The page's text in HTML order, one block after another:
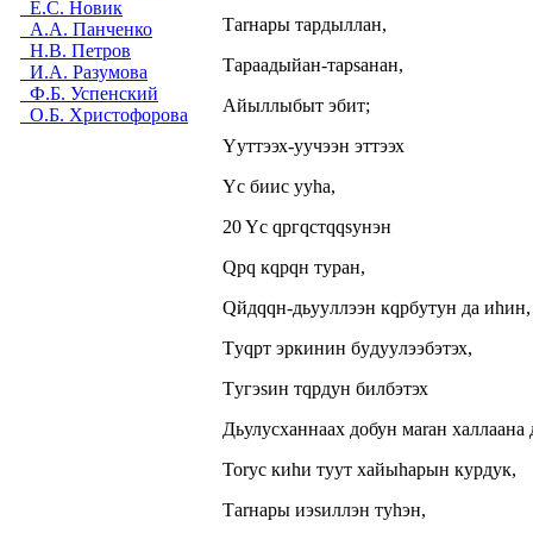
Е.С. Новик
А.А. Панченко
Н.В. Петров
И.А. Разумова
Ф.Б. Успенский
О.Б. Христофорова
Таrнары тардыллан,
Тараадыйан-тарsанан,
Айыллыбыт эбит;
Yyттээх-yyчээн эттээх
Yс биис ууhа,
20 Yс qргqстqqsyнэн
Qрq кqрqн туран,
Qйдqqн-дьyyллээн кqрбyтyн да иhин,
Тyqрт эркинин бyдyyлээбэтэх,
Тyгэsин тqрдyн билбэтэх
Дьулусханнаах добун маrан халлаана
Тоrус киhи туут хайыhарын курдук,
Таrнары иэsиллэн тyhэн,